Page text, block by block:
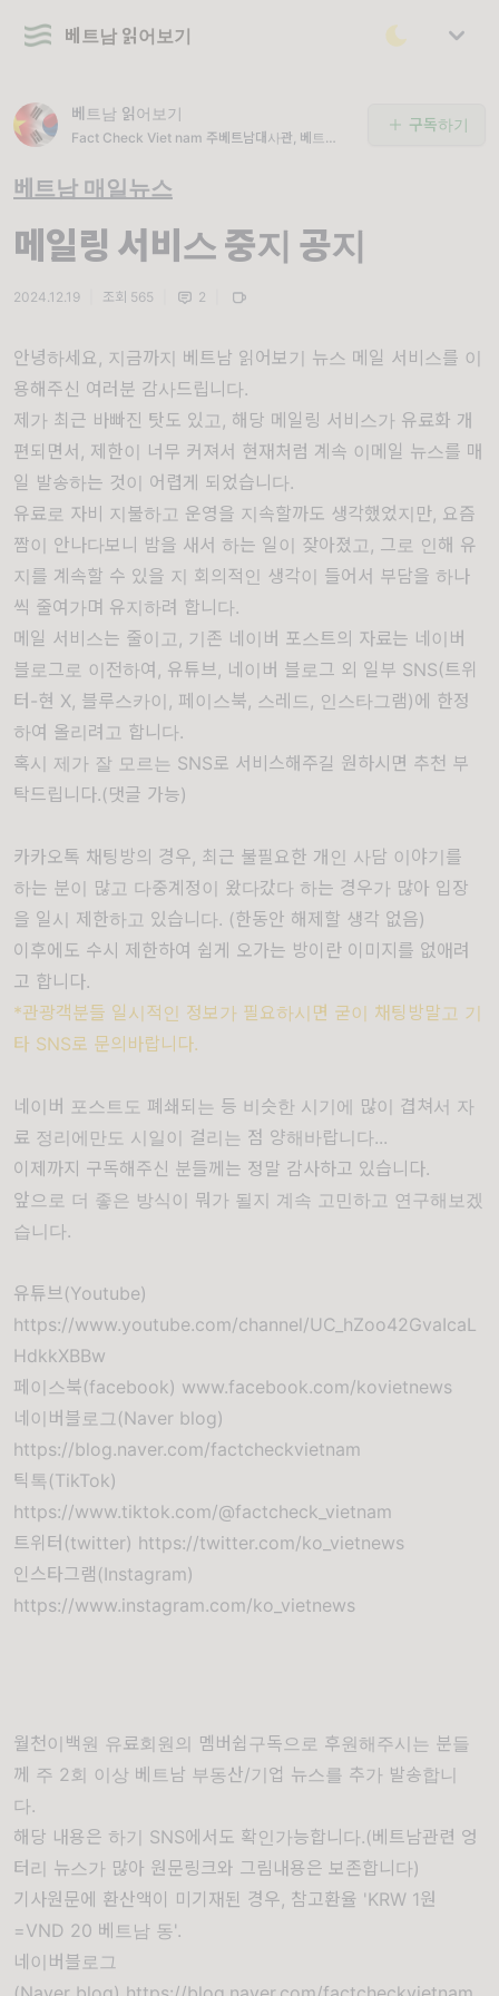
베트남 읽어보기
베트남 읽어보기
Fact Check Viet nam 주베트남대사관, 베트남
구독하기
베트남 매일뉴스
메일링 서비스 중지 공지
2024.12.19 조회 565 2
안녕하세요, 지금까지 베트남 읽어보기 뉴스 메일 서비스를 이
용해주신 여러분 감사드립니다.
제가 최근 바빠진 탓도 있고, 해당 메일링 서비스가 유료화 개
편되면서, 제한이 너무 커져서 현재처럼 계속 이메일 뉴스를 매
일 발송하는 것이 어렵게 되었습니다.
유료로 자비 지불하고 운영을 지속할까도 생각했었지만, 요즘
짬이 안나다보니 밤을 새서 하는 일이 잦아졌고, 그로 인해 유
지를 계속할 수 있을 지 회의적인 생각이 들어서 부담을 하나
씩 줄여가며 유지하려 합니다.
메일 서비스는 줄이고, 기존 네이버 포스트의 자료는 네이버
블로그로 이전하여, 유튜브, 네이버 블로그 외 일부 SNS(트위
터-현 X, 블루스카이, 페이스북, 스레드, 인스타그램)에 한정
하여 올리려고 합니다.
혹시 제가 잘 모르는 SNS로 서비스해주길 원하시면 추천 부
탁드립니다.(댓글 가능)
카카오톡 채팅방의 경우, 최근 불필요한 개인 사담 이야기를
하는 분이 많고 다중계정이 왔다갔다 하는 경우가 많아 입장
을 일시 제한하고 있습니다. (한동안 해제할 생각 없음)
이후에도 수시 제한하여 쉽게 오가는 방이란 이미지를 없애려
고 합니다.
*관광객분들 일시적인 정보가 필요하시면 굳이 채팅방말고 기
타 SNS로 문의바랍니다.
네이버 포스트도 폐쇄되는 등 비슷한 시기에 많이 겹쳐서 자
료 정리에만도 시일이 걸리는 점 양해바랍니다...
이제까지 구독해주신 분들께는 정말 감사하고 있습니다.
앞으로 더 좋은 방식이 뭐가 될지 계속 고민하고 연구해보겠
습니다.
유튜브(Youtube)
https://www.youtube.com/channel/UC_hZoo42GvaIcaL
HdkkXBBw
페이스북(facebook) www.facebook.com/kovietnews
네이버블로그(Naver blog)
https://blog.naver.com/factcheckvietnam
틱톡(TikTok)
https://www.tiktok.com/@factcheck_vietnam
트위터(twitter) https://twitter.com/ko_vietnews
인스타그램(Instagram)
https://www.instagram.com/ko_vietnews
월천이백원 유료회원의 멤버쉽구독으로 후원해주시는 분들
께 주 2회 이상 베트남 부동산/기업 뉴스를 추가 발송합니
다.
해당 내용은 하기 SNS에서도 확인가능합니다.(베트남관련 엉
터리 뉴스가 많아 원문링크와 그림내용은 보존합니다)
기사원문에 환산액이 미기재된 경우, 참고환율 'KRW 1원
=VND 20 베트남 동'.
네이버블로그